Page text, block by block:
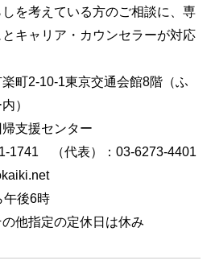
を考えている方のご相談に、専
キャリア・カウンセラーが対応
町2-10-1東京交通会館8階（ふ
）
支援センター
1741 （代表）：03-6273-4401
午後6時
他指定の定休日は休み